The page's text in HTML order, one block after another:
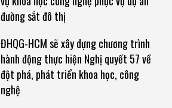
đường sắt đô thị
ĐHQG-HCM sẽ xây dựng chương trình
hành động thực hiện Nghị quyết 57 về
đột phá, phát triển khoa học, công
nghệ